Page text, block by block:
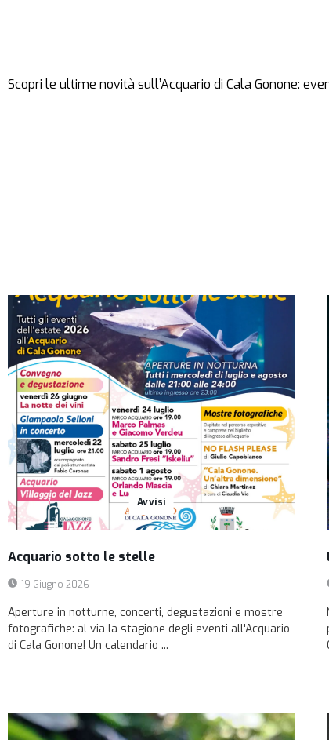
Scopri le ultime novità sull’Acquario di Cala Gonone:
Avvisi
Acquario sotto le stelle
19 Giugno 2026
Aperture in notturne, concerti, degustazioni e mostre
fotografiche: al via la stagione degli eventi all'Acquario
di Cala Gonone! Un calendario ...